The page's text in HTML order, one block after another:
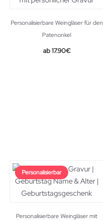
Personalisierbare Weingläser für den
Patenonkel
17.90€
Personalisierbar
Personalisierbare Weingläser mit